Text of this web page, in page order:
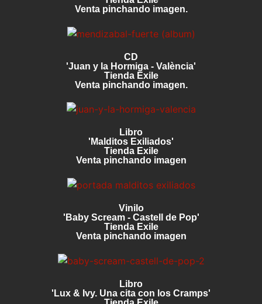
Venta pinchando imagen.
CD
'Juan y la Hormiga - València'
Tienda Exile
Venta pinchando imagen.
Libro
'Malditos Exiliados'
Tienda Exile
Venta pinchando imagen
Vinilo
'Baby Scream - Castell de Pop'
Tienda Exile
Venta pinchando imagen
Libro
'Lux & Ivy. Una cita con los Cramps'